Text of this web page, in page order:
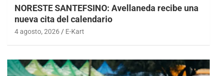
NORESTE SANTEFSINO: Avellaneda recibe una
nueva cita del calendario
4 agosto, 2026 E-Kart